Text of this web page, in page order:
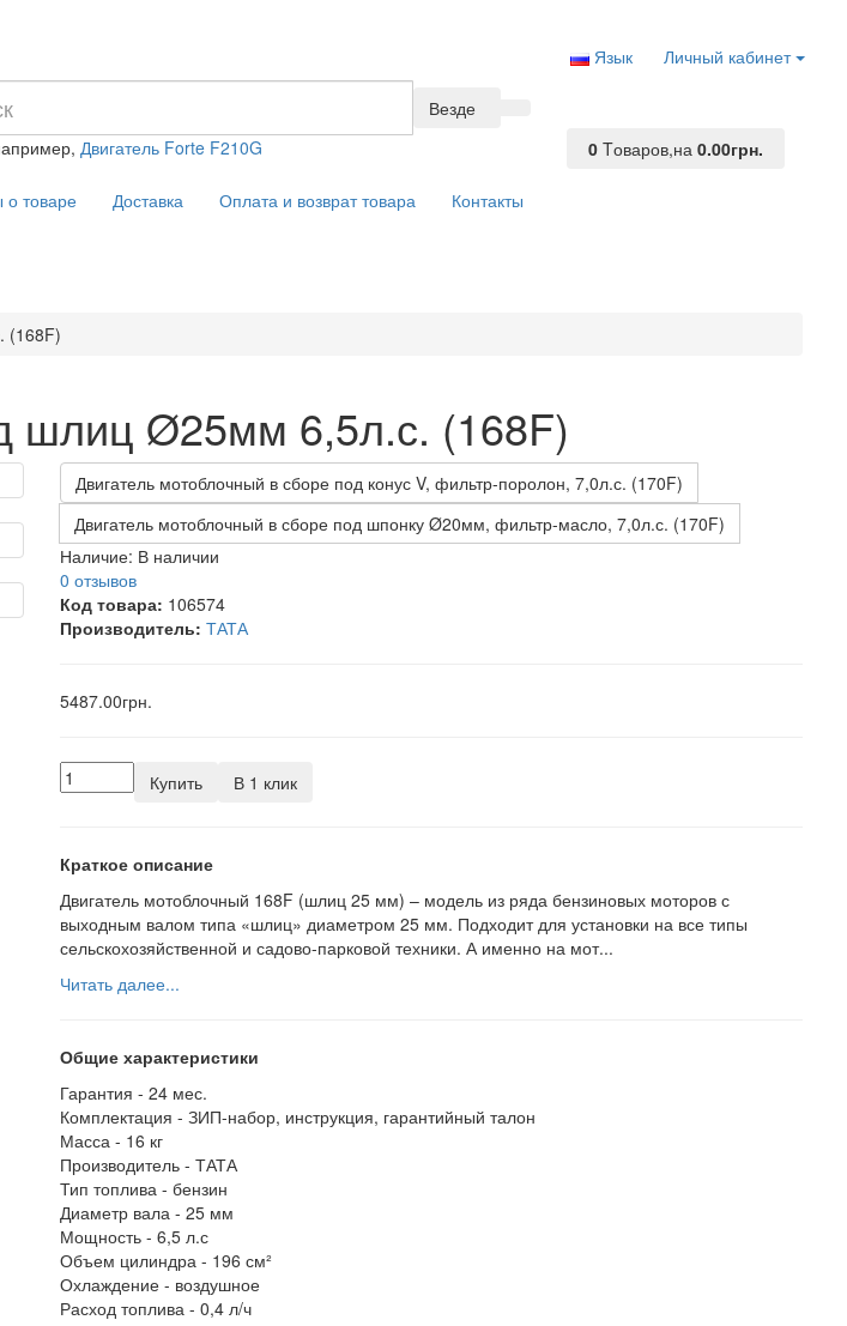
Личный кабинет
Язык
Везде
Двигатель Forte F210G 0 Tоваров,на0.00грн.
о товаре Доставка Оплата и возврат товара Контакты
(168F)
шлиц Ø25мм 6,5л.с. (168F)
Двигатель мотоблочный в сборе под конус V, фильтр-поролон, 7,0л.с. (170F)
Двигатель мотоблочный в сборе под шпонку Ø20мм, фильтр-масло, 7,0л.с. (170F)
Наличие: В наличии
0 отзывов
Код товара: 106574
Производитель: ТАТА
5487.00грн.
Купить В 1 клик
Краткое описание
Двигатель мотоблочный 168F (шлиц 25 мм) – модель из ряда бензиновых моторов с
выходным валом типа «шлиц» диаметром 25 мм. Подходит для установки на все типы
сельскохозяйственной и садово-парковой техники. А именно на мот...
Читать далее...
Общие характеристики
Гарантия - 24 мес.
Комплектация - ЗИП-набор, инструкция, гарантийный талон
Масса - 16 кг
Производитель - ТАТА
Тип топлива - бензин
Диаметр вала - 25 мм
Мощность - 6,5 л.с
Объем цилиндра - 196 см²
Охлаждение - воздушное
Расход топлива - 0,4 л/ч